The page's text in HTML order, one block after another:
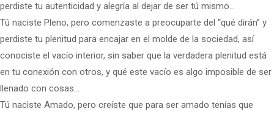
perdiste tu autenticidad y alegría al dejar de ser tú mismo…
Tú naciste Pleno, pero comenzaste a preocuparte del “qué dirán” y
perdiste tu plenitud para encajar en el molde de la sociedad, así
conociste el vacío interior, sin saber que la verdadera plenitud está
en tu conexión con otros, y qué este vacío es algo imposible de ser
llenado con cosas…
Tú naciste Amado, pero creíste que para ser amado tenías que